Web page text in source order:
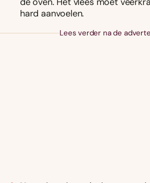
hard aanvoelen.
Lees verder na de